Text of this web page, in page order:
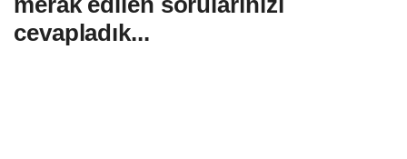
cevapladık...